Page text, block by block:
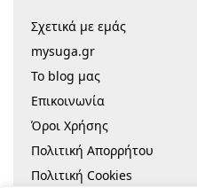
Σχετικά με εμάς
mysuga.gr
Το blog μας
Επικοινωνία
Όροι Χρήσης
Πολιτική Απορρήτου
Πολιτική Cookies